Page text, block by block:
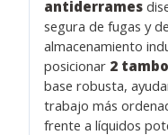
antiderrames
segura de fugas y
almacenamiento
posicionar 2
base robusta,
trabajo más
frente a líquidos